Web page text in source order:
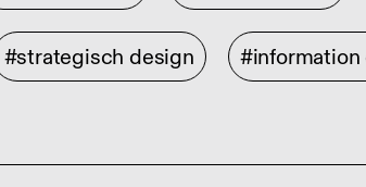
#strategisch design #information